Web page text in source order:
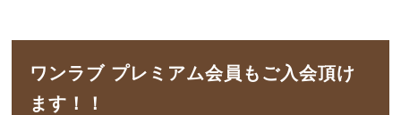
ワンラブ プレミアム会員もご入会頂け
ます！！